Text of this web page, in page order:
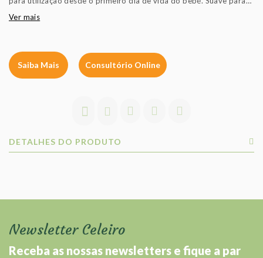
Ver mais
Saiba Mais Consultório Online
DETALHES DO PRODUTO
Newsletter Celeiro
Receba as nossas newsletters e fique a par